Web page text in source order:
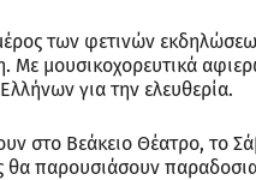
των φετινών
μουσικοχορευτικά
για την ελευθερία.
στο Βεάκειο Θέατρο, το
θα παρουσιάσουν